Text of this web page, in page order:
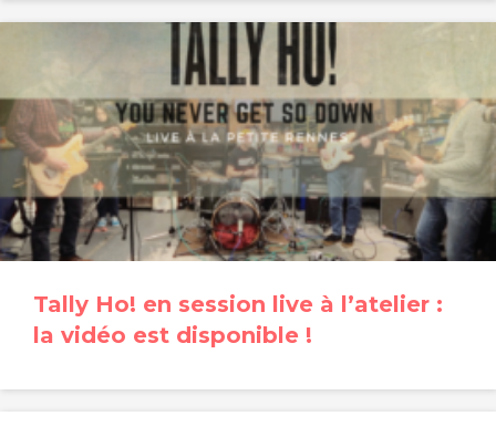
Tally Ho! en session live à l’atelier :
la vidéo est disponible !